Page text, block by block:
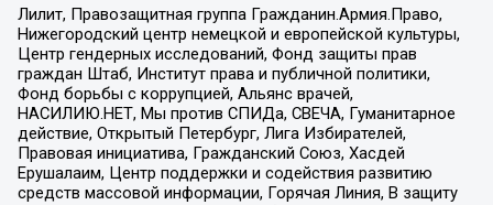
Лилит, Правозащитная группа Гражданин.Армия.Право,
Нижегородский центр немецкой и европейской культуры,
Центр гендерных исследований, Фонд защиты прав
граждан Штаб, Институт права и публичной политики,
Фонд борьбы с коррупцией, Альянс врачей,
НАСИЛИЮ.НЕТ, Мы против СПИДа, СВЕЧА, Гуманитарное
действие, Открытый Петербург, Лига Избирателей,
Правовая инициатива, Гражданский Союз, Хасдей
Ерушалаим, Центр поддержки и содействия развитию
средств массовой информации, Горячая Линия, В защиту